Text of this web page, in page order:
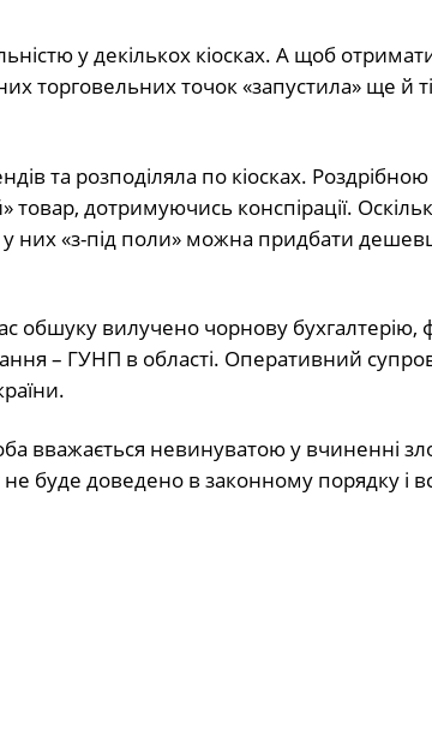
у декількох кіосках. А щоб
торговельних точок «запустила» ще й
та розподіляла по кіосках.
дотримуючись конспірації.
них «з-під поли» можна придбати
обшуку вилучено чорнову бухгалтерію,
– ГУНП в області. Оперативний
вважається невинуватою у вчиненні
буде доведено в законному порядку і